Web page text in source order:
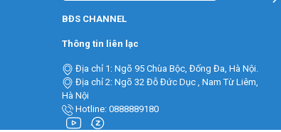
BĐS CHANNEL
Thông tin liên lạc
Địa chỉ 1: Ngõ 95 Chùa Bộc, Đống Đa, Hà Nội.
Địa chỉ 2: Ngõ 32 Đỗ Đức Dục , Nam Từ Liêm,
Hà Nội
Hotline: 0888889180